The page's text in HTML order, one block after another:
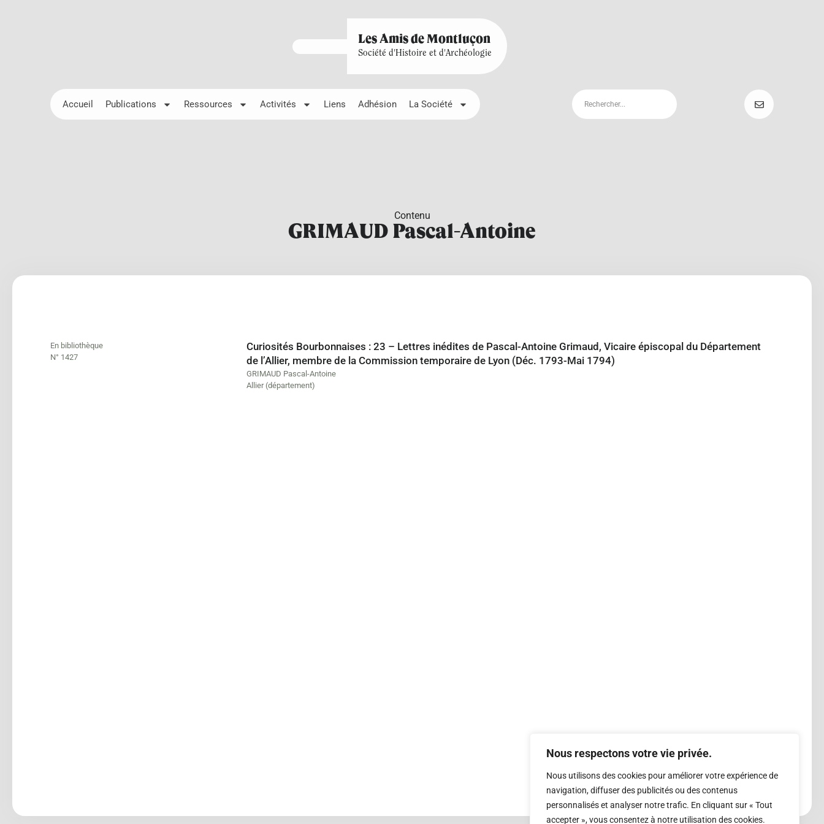
Nous respectons votre vie privée.
Nous utilisons des cookies pour améliorer votre expérience de
navigation, diffuser des publicités ou des contenus
personnalisés et analyser notre trafic. En cliquant sur « Tout
accepter », vous consentez à notre utilisation des cookies.
Les Amis de Montluçon
Société d'Histoire et d'Archéologie
Accueil Publications Ressources Activités Liens Adhésion La Société
Contenu
GRIMAUD Pascal-Antoine
En bibliothèque
N° 1427
Curiosités Bourbonnaises : 23 – Lettres inédites de Pascal-Antoine Grimaud, Vicaire épiscopal du Département
de l’Allier, membre de la Commission temporaire de Lyon (Déc. 1793-Mai 1794)
GRIMAUD Pascal-Antoine
Allier (département)